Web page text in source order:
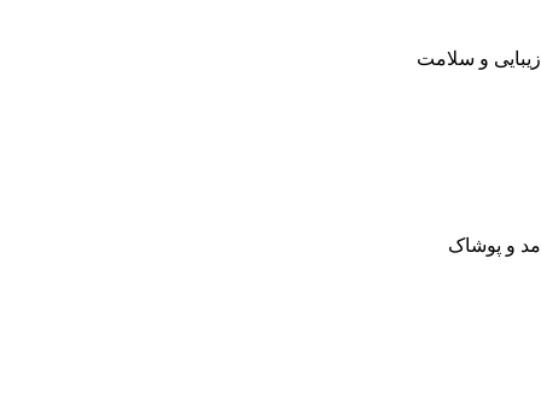
زیبایی و سلامت
مد و پوشاک